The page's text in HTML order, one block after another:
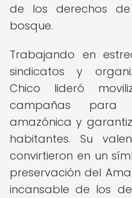
de los derechos
bosque.
Trabajando en
sindicatos y
Chico lideró
campañas
amazónica y
habitantes. Su
convirtieron en un
preservación del
incansable de los